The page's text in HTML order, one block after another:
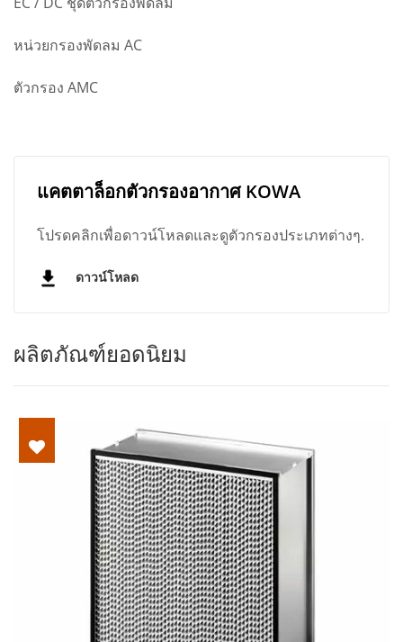
หน่วยกรองพัดลม AC
ตัวกรอง AMC
แคตตาล็อกตัวกรองอากาศ KOWA
โปรดคลิกเพื่อดาวน์โหลดและดูตัวกรองประเภทต่างๆ.
ดาวน์โหลด
ผลิตภัณฑ์ยอดนิยม